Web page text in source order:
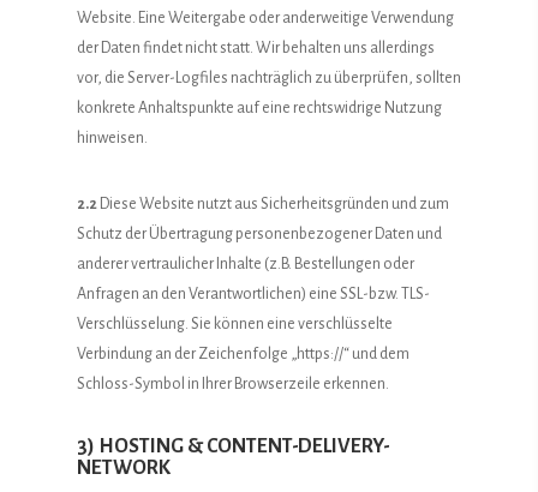
Website. Eine Weitergabe oder anderweitige Verwendung
der Daten findet nicht statt. Wir behalten uns allerdings
vor, die Server-Logfiles nachträglich zu überprüfen, sollten
konkrete Anhaltspunkte auf eine rechtswidrige Nutzung
hinweisen.
2.2 Diese Website nutzt aus Sicherheitsgründen und zum
Schutz der Übertragung personenbezogener Daten und
anderer vertraulicher Inhalte (z.B. Bestellungen oder
Anfragen an den Verantwortlichen) eine SSL-bzw. TLS-
Verschlüsselung. Sie können eine verschlüsselte
Verbindung an der Zeichenfolge „https://“ und dem
Schloss-Symbol in Ihrer Browserzeile erkennen.
3) HOSTING & CONTENT-DELIVERY-
NETWORK